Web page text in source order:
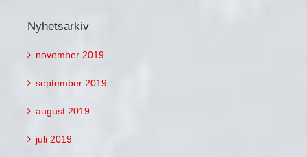
Nyhetsarkiv
november 2019
september 2019
august 2019
juli 2019